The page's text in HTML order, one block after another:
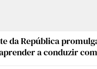
da República
a conduzir